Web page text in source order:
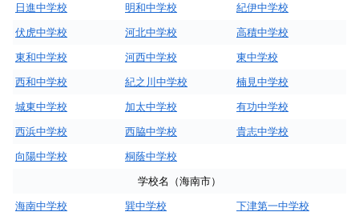
日進中学校 明和中学校 紀伊中学校
伏虎中学校 河北中学校 高積中学校
東和中学校 河西中学校 東中学校
西和中学校 紀之川中学校 楠見中学校
城東中学校 加太中学校 有功中学校
西浜中学校 西脇中学校 貴志中学校
向陽中学校 桐蔭中学校
学校名（海南市）
海南中学校 巽中学校 下津第一中学校